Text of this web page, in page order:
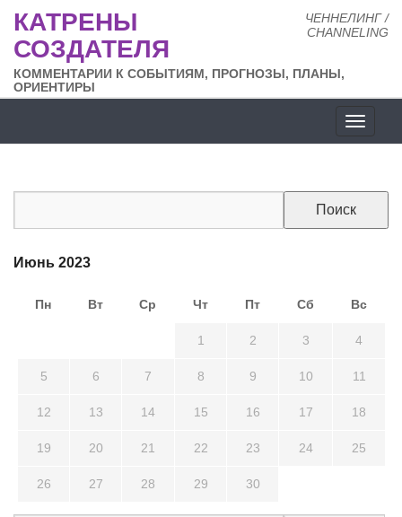
ЧЕННЕЛИНГ /
CHANNELING
КАТРЕНЫ
СОЗДАТЕЛЯ
КОММЕНТАРИИ К СОБЫТИЯМ, ПРОГНОЗЫ, ПЛАНЫ,
ОРИЕНТИРЫ
сайта
Июнь 2023
Пн Вт Ср Чт Пт Сб Вс
1 2 3 4
5 6 7 8 9 10 11
12 13 14 15 16 17 18
19 20 21 22 23 24 25
26 27 28 29 30